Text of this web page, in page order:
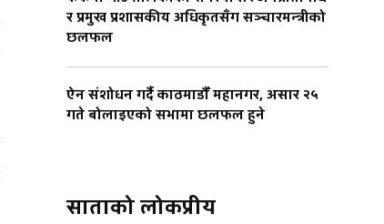
र प्रमुख प्रशासकीय अधिकृतसँग सञ्चारमन्त्रीको
छलफल
ऐन संशोधन गर्दै काठमाडौँ महानगर, असार २५
गते बोलाइएको सभामा छलफल हुने
साताको लोकप्रीय